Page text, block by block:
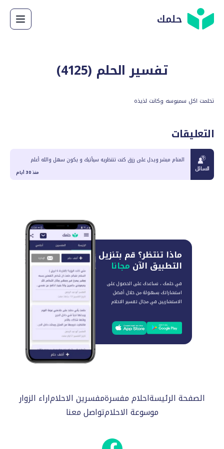
حلمك
تفسير الحلم (4125
)
تحلمت اكل سمبوسه وكانت لذيذه
التعليقات
السائل
المنام مبشر ويدل على رزق كنت تنتظريه سيأتيك و يكون سهل والله أعلم
منذ 30 أيام
ماذا تنتظر؟ قم بتنزيل
التطبيق الآن مجانا
في حلمك ، نساعدك على الحصول على
استشاراتك بسهولة من خلال أفضل
الاستشاريين في مجال تفسير الاحلام
الصفحة الرئيسةاحلام مفسرةمفسرين الاحلاماراء الزوار
موسوعة الاحلامتواصل معنا